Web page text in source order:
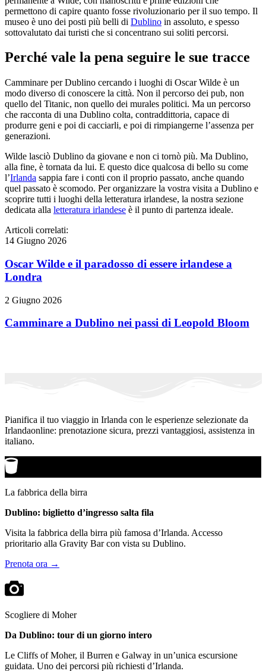
permettono di capire quanto fosse rivoluzionario per il suo tempo. Il
museo è uno dei posti più belli di Dublino in assoluto, e spesso
sottovalutato dai turisti che si concentrano sui soliti percorsi.
Perché vale la pena seguire le sue tracce
Camminare per Dublino cercando i luoghi di Oscar Wilde è un
modo diverso di conoscere la città. Non il percorso dei pub, non
quello del Titanic, non quello dei murales politici. Ma un percorso
che racconta di una Dublino colta, contraddittoria, capace di
produrre geni e poi di cacciarli, e poi di rimpiangerne l’assenza per
generazioni.
Wilde lasciò Dublino da giovane e non ci tornò più. Ma Dublino,
alla fine, è tornata da lui. E questo dice qualcosa di bello su come
l’Irlanda sappia fare i conti con il proprio passato, anche quando
quel passato è scomodo. Per organizzare la vostra visita a Dublino e
scoprire tutti i luoghi della letteratura irlandese, la nostra sezione
dedicata alla letteratura irlandese è il punto di partenza ideale.
Articoli correlati:
14 Giugno 2026
Oscar Wilde e il paradosso di essere irlandese a
Londra
2 Giugno 2026
Camminare a Dublino nei passi di Leopold Bloom
Pianifica il tuo viaggio in Irlanda con le esperienze selezionate da
Irlandaonline: prenotazione sicura, prezzi vantaggiosi, assistenza in
italiano.
La fabbrica della birra
Dublino: biglietto d’ingresso salta fila
Visita la fabbrica della birra più famosa d’Irlanda. Accesso
prioritario alla Gravity Bar con vista su Dublino.
Prenota ora →
Scogliere di Moher
Da Dublino: tour di un giorno intero
Le Cliffs of Moher, il Burren e Galway in un’unica escursione
guidata. Uno dei percorsi più richiesti d’Irlanda.